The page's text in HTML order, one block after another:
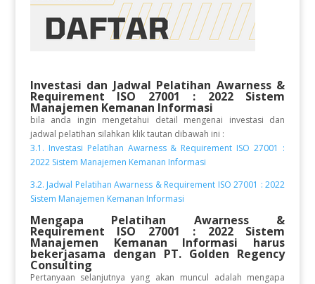
Investasi dan Jadwal Pelatihan Awarness &
Requirement ISO 27001 : 2022 Sistem
Manajemen Kemanan Informasi
bila anda ingin mengetahui detail mengenai investasi dan
jadwal pelatihan silahkan klik tautan dibawah ini :
3.1. Investasi Pelatihan Awarness & Requirement ISO 27001 :
2022 Sistem Manajemen Kemanan Informasi
3.2. Jadwal Pelatihan Awarness & Requirement ISO 27001 : 2022
Sistem Manajemen Kemanan Informasi
Mengapa Pelatihan Awarness &
Requirement ISO 27001 : 2022 Sistem
Manajemen Kemanan Informasi harus
bekerjasama dengan PT. Golden Regency
Consulting
Pertanyaan selanjutnya yang akan muncul adalah mengapa